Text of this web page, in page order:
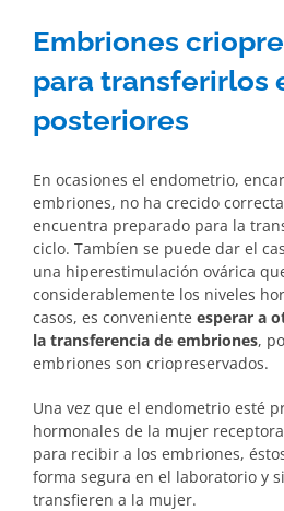
Embriones
para transferirlos
posteriores
En ocasiones el endometrio,
embriones, no ha crecido
encuentra preparado para la
ciclo. Tambíen se puede dar el
una hiperestimulación ovárica
considerablemente los niveles
casos, es conveniente esperar a
la transferencia de embriones,
embriones son criopreservados.
Una vez que el endometrio esté
hormonales de la mujer
para recibir a los embriones,
forma segura en el laboratorio y
transfieren a la mujer.